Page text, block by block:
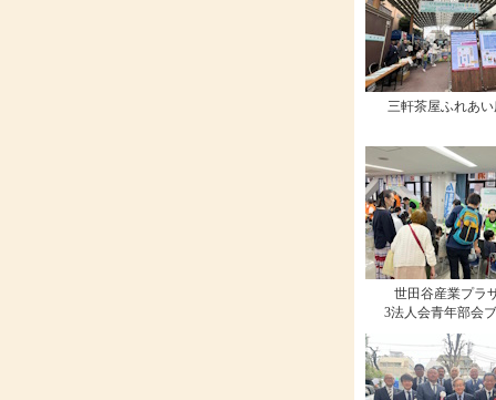
三軒茶屋ふれあ
世田谷産業プラ
3法人会青年部会